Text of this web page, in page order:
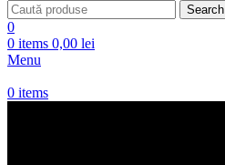
Search
0
0 items 0,00 lei
Menu
0 items